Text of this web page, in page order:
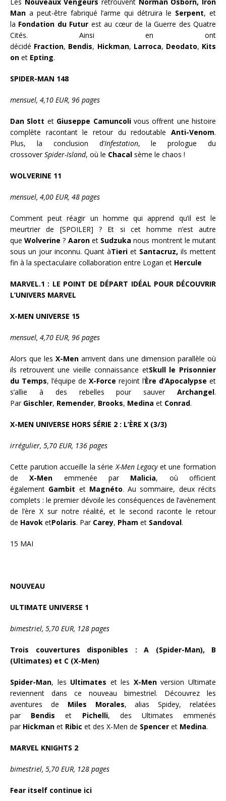
Man a peut-être fabriqué l’arme qui détruira le Serpent, et
la Fondation du Futur est au cœur de la Guerre des Quatre
Cités. Ainsi en ont
décidé Fraction, Bendis, Hickman, Larroca, Deodato, Kits
on et Epting.
SPIDER-MAN 148
mensuel, 4,10 EUR, 96 pages
Dan Slott et Giuseppe Camuncolivous offrent une histoire
complète racontant le retour du redoutable Anti-Venom.
Plus, la conclusion d’Infestation, le prologue du
crossoverSpider-Island, où le Chacal sème le chaos !
WOLVERINE 11
mensuel, 4,00 EUR, 48 pages
Comment peut réagir un homme qui apprend qu’il est le
meurtrier de [SPOILER] ? Et si cet homme n’est autre
que Wolverine? Aaronet Sudzuka nous montrent le mutant
sous un jour inconnu. Quant àTieri et Santacruz, ils mettent
fin à la spectaculaire collaboration entre Logan et Hercule
MARVEL.1 : LE POINT DE DÉPART IDÉAL POUR DÉCOUVRIR
L’UNIVERS MARVEL
X-MEN UNIVERSE 15
mensuel, 4,70 EUR, 96 pages
Alors que les X-Men arrivent dans une dimension parallèle où
ils retrouvent une vieille connaissance etSkull le Prisonnier
du Temps, l’équipe de X-Force rejoint l’Ère d’Apocalypse et
s’allie à des rebelles pour sauver Archangel.
Par Gischler, Remender, Brooks, Medina et Conrad.
X-MEN UNIVERSE HORS SÉRIE 2 : L’ÈRE X (3/3)
irrégulier, 5,70 EUR, 136 pages
Cette parution accueille la sérieX-Men Legacyet une formation
deX-Men emmenée par Malicia, où officient
également Gambit et Magnéto. Au sommaire, deux récits
complets : le premier dévoile les conséquences de l’avènement
de l’ère X sur notre réalité, et le second raconte le retour
de Havok etPolaris. Par Carey, Pham et Sandoval.
15 MAI
NOUVEAU
ULTIMATE UNIVERSE 1
bimestriel, 5,70 EUR, 128 pages
Trois couvertures disponibles : A (Spider-Man), B
(Ultimates) et C (X-Men)
Spider-Man, les Ultimates et les X-Menversion Ultimate
reviennent dans ce nouveau bimestriel. Découvrez les
aventures de Miles Morales, alias Spidey, relatées
par Bendiset Pichelli, des Ultimates emmenés
par Hickman et Ribic et des X-Men de Spencer et Medina.
MARVEL KNIGHTS 2
bimestriel, 5,70 EUR, 128 pages
Fear itself continue ici